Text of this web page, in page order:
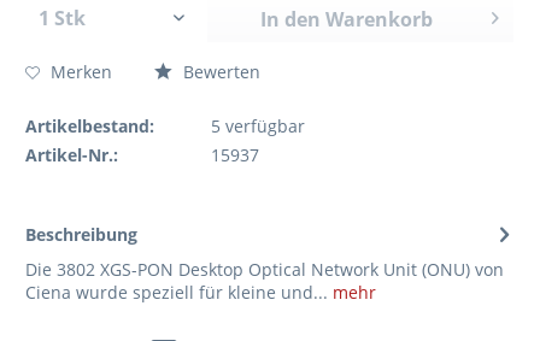
In den Warenkorb
Merken Bewerten
Artikelbestand: 5 verfügbar
Artikel-Nr.:
15937
Beschreibung
Die 3802 XGS-PON Desktop Optical Network Unit (ONU) von
Ciena wurde speziell für kleine und... mehr